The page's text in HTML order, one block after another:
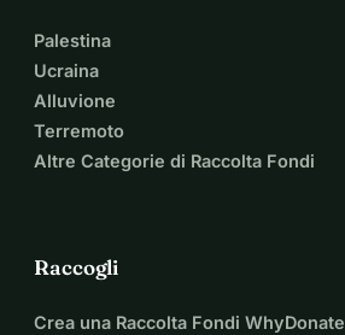
Palestina
Ucraina
Alluvione
Terremoto
Altre Categorie di Raccolta Fondi
Raccogli
Crea una Raccolta Fondi WhyDonate